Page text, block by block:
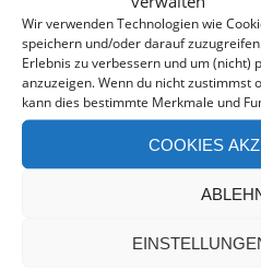
Wir verwenden Technologien wie
speichern und/oder darauf
Erlebnis zu verbessern und um (nicht)
anzuzeigen. Wenn du nicht zustimmst
kann dies bestimmte Merkmale und
COOKIES
Deine individuelle
in Deutschland und Europa.
Bei einer Anfrage über
Rabatt!*
unverbindlich und kostenlos.